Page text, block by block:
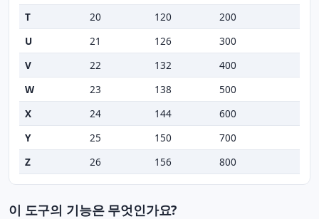
T
20 120
200
U
21 126
300
V
22 132
400
W
23 138
500
X
24 144
600
Y
25 150
700
Z
26 156 800
이 도구의 기능은 무엇인가요?